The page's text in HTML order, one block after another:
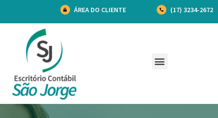
ÁREA DO CLIENTE (17) 3234-2672